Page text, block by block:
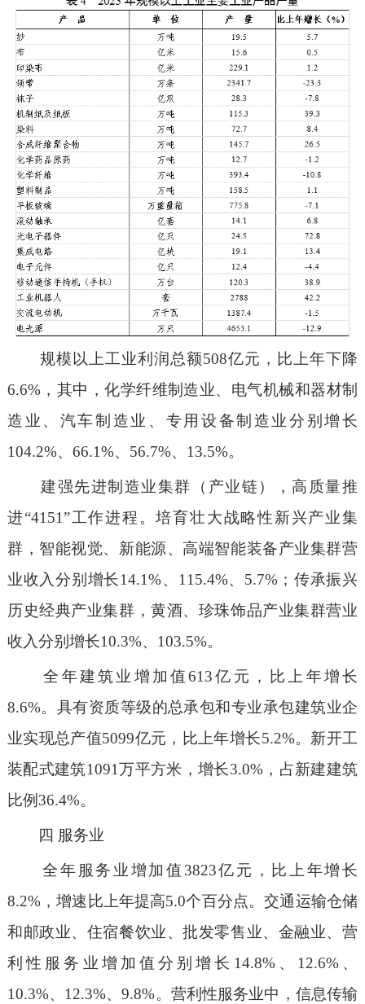
规模以上工业利润总额508亿元，比上年下降
6.6%，其中，化学纤维制造业、电气机械和器材制
造业、汽车制造业、专用设备制造业分别增长
104.2%、66.1%、56.7%、13.5%。
建强先进制造业集群（产业链），高质量推
进“4151”工作进程。培育壮大战略性新兴产业集
群，智能视觉、新能源、高端智能装备产业集群营
业收入分别增长14.1%、115.4%、5.7%；传承振兴
历史经典产业集群，黄酒、珍珠饰品产业集群营业
收入分别增长10.3%、103.5%。
全年建筑业增加值613亿元，比上年增长
8.6%。具有资质等级的总承包和专业承包建筑业企
业实现总产值5099亿元，比上年增长5.2%。新开工
装配式建筑1091万平方米，增长3.0%，占新建建筑
比例36.4%。
四 服务业
全年服务业增加值3823亿元，比上年增长
8.2%，增速比上年提高5.0个百分点。交通运输仓储
和邮政业、住宿餐饮业、批发零售业、金融业、营
利性服务业增加值分别增长14.8%、12.6%、
10.3%、12.3%、9.8%。营利性服务业中，信息传输